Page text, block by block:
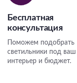
Бесплатная
консультация
Поможем подобрать
светильники под ваш
интерьер и бюджет.